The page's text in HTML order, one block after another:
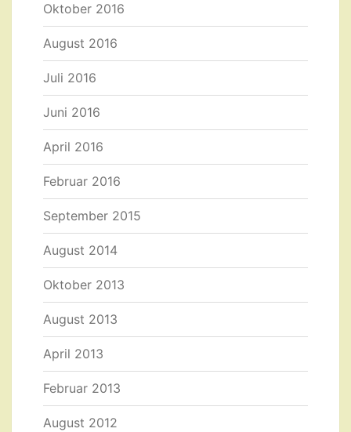
Oktober 2016
August 2016
Juli 2016
Juni 2016
April 2016
Februar 2016
September 2015
August 2014
Oktober 2013
August 2013
April 2013
Februar 2013
August 2012